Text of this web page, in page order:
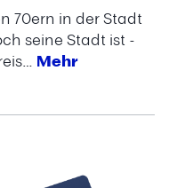
70ern in der Stadt
seine Stadt ist -
Mehr